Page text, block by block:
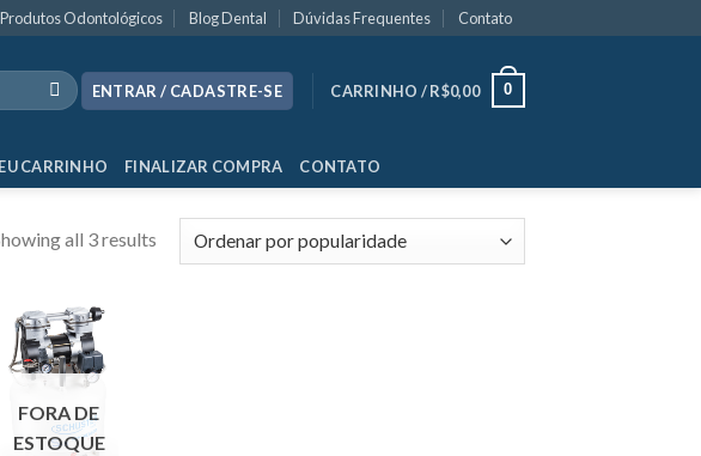
Odontológicos Blog Dental Dúvidas Frequentes Contato
ENTRAR / CADASTRE-SE CARRINHO /R$0,00 0
CARRINHO FINALIZAR COMPRA CONTATO
all 3 results
FORA DE
ESTOQUE